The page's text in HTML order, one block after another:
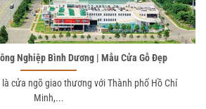
Nghiệp Bình Dương | Mẫu Cửa Gỗ Đẹp
cửa ngõ giao thương với Thành phố Hồ Chí
Minh,...